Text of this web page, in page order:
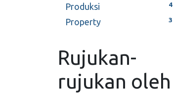
4
Produksi
3
Property
Rujukan-
rujukan oleh